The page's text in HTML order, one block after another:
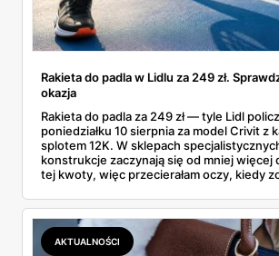
Rakieta do padla w Lidlu za 249 zł.
okazja
Rakieta do padla za 249 zł — tyle Lidl
poniedziałku 10 sierpnia za model Crivit z
splotem 12K. W sklepach
konstrukcje zaczynają się od mniej
tej kwoty, więc przecierałam oczy, kiedy
najszybciej rosnący sport w Polsce:
lawinowo, a chętnych jeszcze szybciej.
dokładnie dostajemy za te pieniądze i
faktycznie wystarczy.
AKTUALNOŚCI